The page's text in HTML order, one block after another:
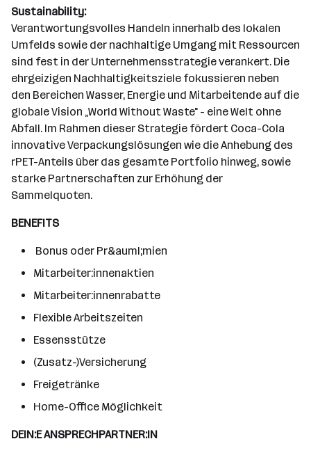
Sustainability:
Verantwortungsvolles Handeln innerhalb des lokalen
Umfelds sowie der nachhaltige Umgang mit Ressourcen
sind fest in der Unternehmensstrategie verankert. Die
ehrgeizigen Nachhaltigkeitsziele fokussieren neben
den Bereichen Wasser, Energie und Mitarbeitende auf die
globale Vision „World Without Waste" - eine Welt ohne
Abfall. Im Rahmen dieser Strategie fördert Coca-Cola
innovative Verpackungslösungen wie die Anhebung des
rPET-Anteils über das gesamte Portfolio hinweg, sowie
starke Partnerschaften zur Erhöhung der
Sammelquoten.
BENEFITS
Bonus oder Pr&auml;mien
Mitarbeiter:innenaktien
Mitarbeiter:innenrabatte
Flexible Arbeitszeiten
Essensstütze
(Zusatz-)Versicherung
Freigetränke
Home-Office Möglichkeit
DEIN:E ANSPRECHPARTNER:IN